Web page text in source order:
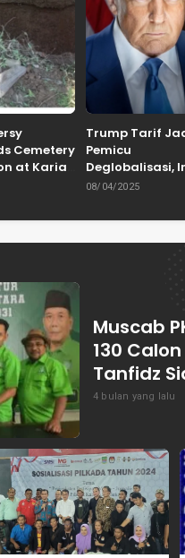
Cemetery
at Karian
in
Trump Tarif
Pemicu
Deglobalisasi,
Ulasan Tajam
ASPRINDO
08/04/2025
Muscab
130
Tanfidz
4 bulan yang lalu